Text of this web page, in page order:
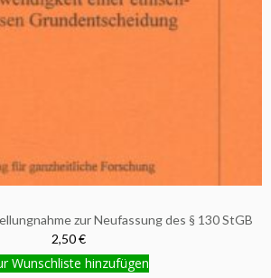
zur Neufassung des § 130 StGB
2,50 €
Wunschliste hinzufügen